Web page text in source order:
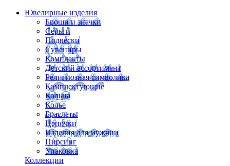
Ювелирные изделия
Броши и значки
Серьги
Подвески
Сувениры
Комплекты
Детский ассортимент
Религиозная символика
Комплектующие
Кольца
Колье
Браслеты
Цепочки
Изделия для мужчин
Пирсинг
Упаковка
Коллекции